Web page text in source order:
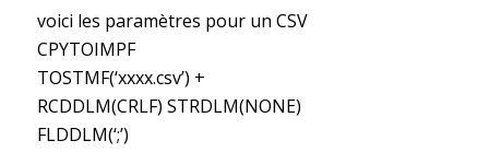
voici les paramètres pour un CSV
CPYTOIMPF
TOSTMF(‘xxxx.csv’) +
RCDDLM(CRLF) STRDLM(NONE)
FLDDLM(‘;’)